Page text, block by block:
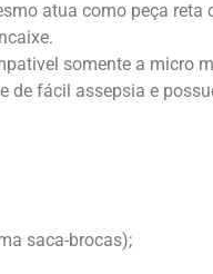
atua como peça reta
somente a micro
de fácil assepsia e
saca-brocas);